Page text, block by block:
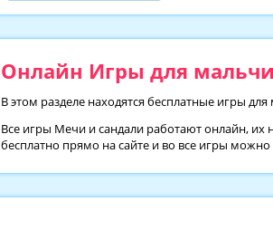
Онлайн Игры для
В этом разделе находятся бесплатные игры
Все игры Мечи и сандали работают онлайн, их
бесплатно прямо на сайте и во все игры